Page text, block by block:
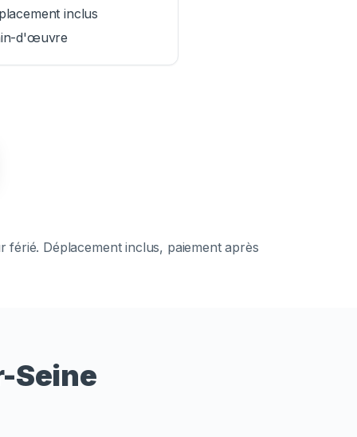
inclus
d'œuvre
Déplacement inclus, paiement après
Seine